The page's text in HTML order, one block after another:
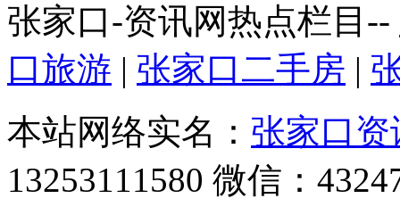
张家口-资讯网热点栏目--
口旅游 | 张家口二手房 |
本站网络实名： 张家口资
13253111580 微信：